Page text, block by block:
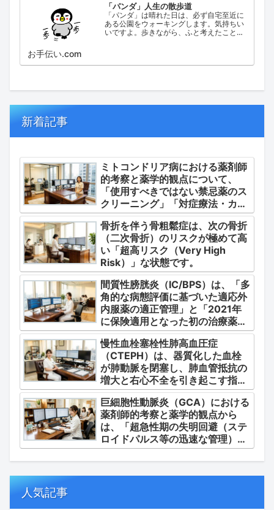
「パンダ」人生の散歩道
「パンダ」は晴れた日は、必ず自宅至近に
ある公園をウォーキングします。気持ちい
いですよ。歩きながら、ふと考えたこと。
お手伝い.com
新着記事
ミトコンドリア病における薬剤師
的考察と薬学的観点について、
「使用すべきではない禁忌薬のス
クリーニング」「対症療法・カク
テル療法の適正使用」「画期的な
新薬・DDSの動向」の3つの軸か
ら整理します。
骨折を伴う骨粗鬆症は、次の骨折
（二次骨折）のリスクが極めて高
い「超高リスク（Very High
Risk）」な状態です。
間質性膀胱炎（IC/BPS）は、「多
角的な病態評価に基づいた適応外
内服薬の適正管理」と「2021年
に保険適用となった初の治療薬で
あるジメチルスルホキシド
（DMSO）の安全かつ確実な調
剤・運用」に集約されます。
慢性血栓塞栓性肺高血圧症
（CTEPH）は、器質化した血栓
が肺動脈を閉塞し、肺血管抵抗の
増大と右心不全を引き起こす指定
難病（第4群肺高血圧症）です。
巨細胞性動脈炎（GCA）における
薬剤師的考察と薬学的観点から
は、「超急性期の失明回避（ステ
ロイドパルス等の迅速な管理）」
「再燃防止とステロイドの最小化
（トシリズマブやウパダシチニブ
の適正使用）」「長期ステロイド
人気記事